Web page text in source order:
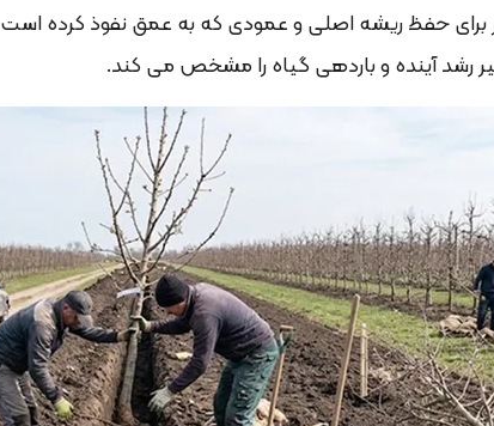
برای حفظ ریشه اصلی و عمودی که به عمق نفوذ کرده است
رشد آینده و باردهی گیاه را مشخص می کند.